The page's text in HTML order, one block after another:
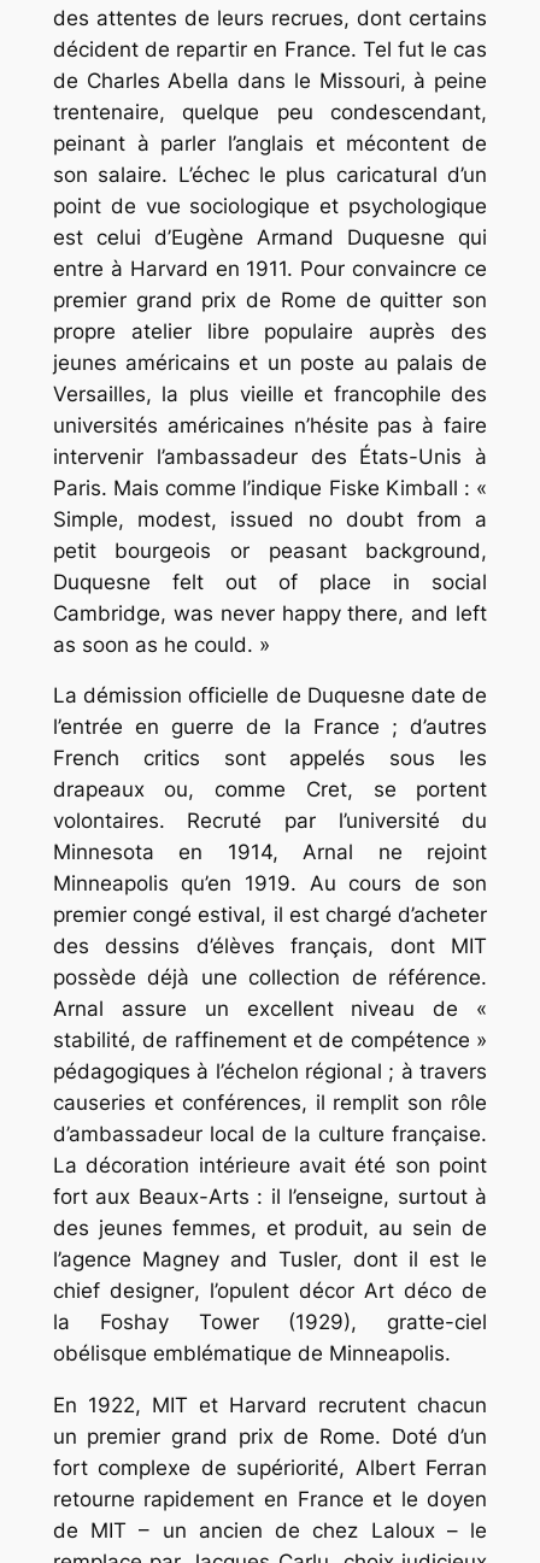
des attentes de leurs recrues, dont certains
décident de repartir en France. Tel fut le cas
de Charles Abella dans le Missouri, à peine
trentenaire, quelque peu condescendant,
peinant à parler l’anglais et mécontent de
son salaire. L’échec le plus caricatural d’un
point de vue sociologique et psychologique
est celui d’Eugène Armand Duquesne qui
entre à Harvard en 1911. Pour convaincre ce
premier grand prix de Rome de quitter son
propre atelier libre populaire auprès des
jeunes américains et un poste au palais de
Versailles, la plus vieille et francophile des
universités américaines n’hésite pas à faire
intervenir l’ambassadeur des États-Unis à
Paris. Mais comme l’indique Fiske Kimball : «
Simple, modest, issued no doubt from a
petit bourgeois or peasant background,
Duquesne felt out of place in social
Cambridge, was never happy there, and left
as soon as he could. »
La démission officielle de Duquesne date de
l’entrée en guerre de la France ; d’autres
French critics sont appelés sous les
drapeaux ou, comme Cret, se portent
volontaires. Recruté par l’université du
Minnesota en 1914, Arnal ne rejoint
Minneapolis qu’en 1919. Au cours de son
premier congé estival, il est chargé d’acheter
des dessins d’élèves français, dont MIT
possède déjà une collection de référence.
Arnal assure un excellent niveau de «
stabilité, de raffinement et de compétence »
pédagogiques à l’échelon régional ; à travers
causeries et conférences, il remplit son rôle
d’ambassadeur local de la culture française.
La décoration intérieure avait été son point
fort aux Beaux-Arts : il l’enseigne, surtout à
des jeunes femmes, et produit, au sein de
l’agence Magney and Tusler, dont il est le
chief designer, l’opulent décor Art déco de
la Foshay Tower (1929), gratte-ciel
obélisque emblématique de Minneapolis.
En 1922, MIT et Harvard recrutent chacun
un premier grand prix de Rome. Doté d’un
fort complexe de supériorité, Albert Ferran
retourne rapidement en France et le doyen
de MIT – un ancien de chez Laloux – le